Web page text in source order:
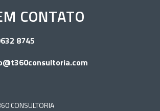
CONTATO
8745
CONSULTORIA